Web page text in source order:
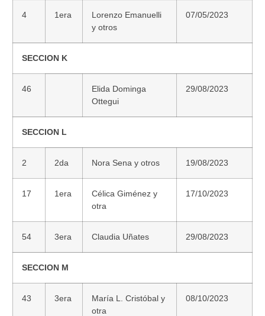
4 1era
Lorenzo Emanuelli
y otros
07/05/2023
SECCION K
46
Elida Dominga
Ottegui
29/08/2023
SECCION L
2 2da Nora Sena y otros 19/08/2023
17 1era
Célica Giménez y
otra
17/10/2023
54 3era Claudia Uñates 29/08/2023
SECCION M
43 3era
María L. Cristóbal y
otra
08/10/2023